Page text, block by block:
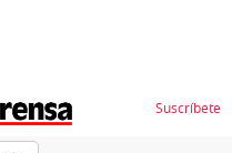
Suscríbete